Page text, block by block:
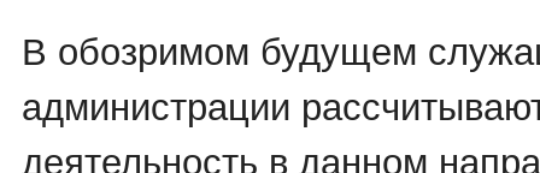
В обозримом будущем
администрации
деятельность в данном